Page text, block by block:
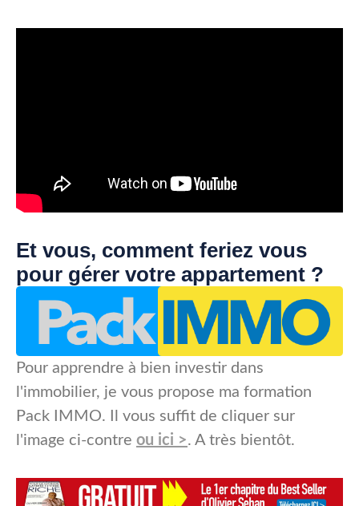
Et vous, comment feriez vous
pour gérer votre appartement ?
Pour apprendre à bien investir dans
l'immobilier, je vous propose ma formation
Pack IMMO. Il vous suffit de cliquer sur
l'image ci-contre ou ici >. A très bientôt.